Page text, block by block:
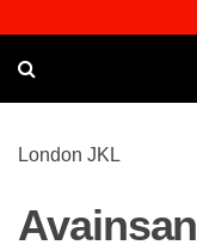
London JKL